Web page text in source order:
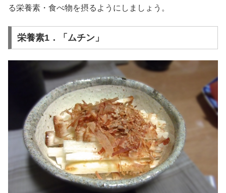
る栄養素・食べ物を摂るようにしましょう。
栄養素1．「ムチン」